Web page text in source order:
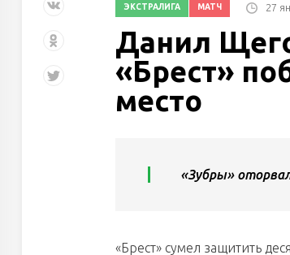
ЭКСТРАЛИГА МАТЧ 27
Данил
«Брест»
место
«Зубры»
«Брест» сумел защитить